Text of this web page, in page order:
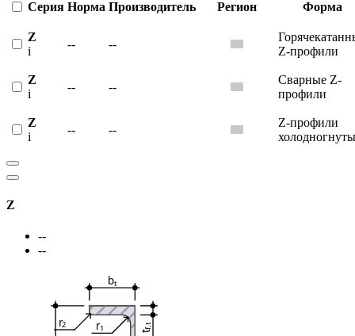
Серия Норма Производитель Регион Форма
Z
i
-- --
Z-профили
Z
i
-- --
Сварные Z-
профили
Z
i
-- --
Z-профили
Z
--
--
bt
t
f,t
r2 r1